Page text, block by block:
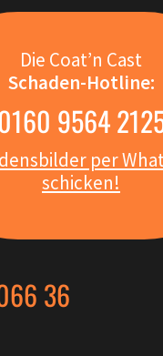
Die Coat’n Cast
Schaden-Hotline:
9564
per
schicken!
36